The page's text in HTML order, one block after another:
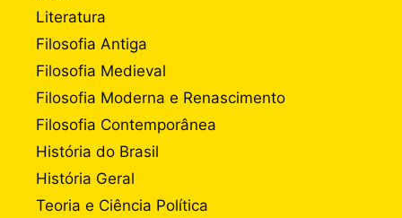
Literatura
Filosofia Antiga
Filosofia Medieval
Filosofia Moderna e Renascimento
Filosofia Contemporânea
História do Brasil
História Geral
Teoria e Ciência Política